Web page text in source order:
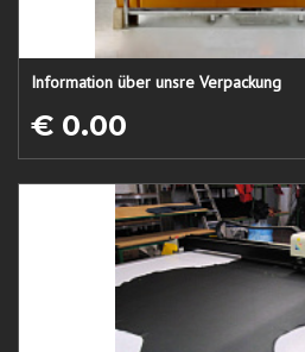
Information über unsre Verpackung
€ 0.00